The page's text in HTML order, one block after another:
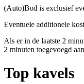
(Auto)Bod is exclusief
Eventuele additionele
Als er in de laatste 2
2 minuten toegevoegd
Top kavels